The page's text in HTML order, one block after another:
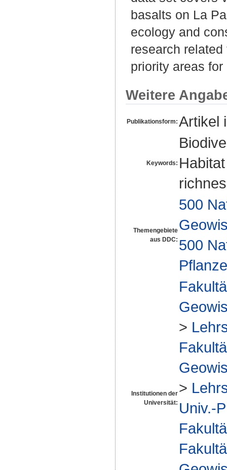
basalts on La
ecology and
research
priority areas
Weitere
Publikationsform: Artikel
Keywords:
Themengebiete
aus DDC:
500
500
Institutionen der
Universität:
>
>
Univ.-